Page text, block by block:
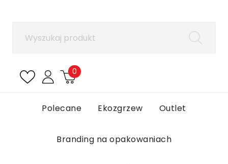
0
Polecane Ekozgrzew Outlet
Branding na opakowaniach
Aby zapisać produkty na liście ulubionych, musisz
Anuluj Zaloguj się